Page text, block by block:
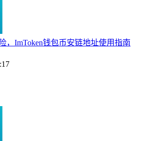
，ImToken钱包币安链地址使用指南